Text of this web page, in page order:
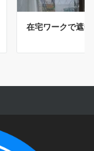
在宅ワークで遮